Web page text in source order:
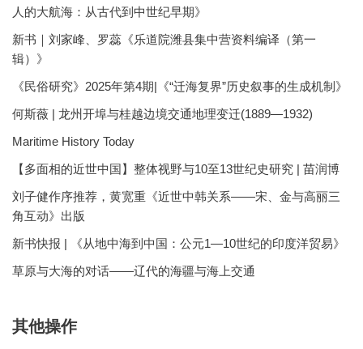
人的大航海：从古代到中世纪早期》
新书｜刘家峰、罗蕊《乐道院潍县集中营资料编译（第一
辑）》
《民俗研究》2025年第4期|《“迁海复界”历史叙事的生成机制》
何斯薇 | 龙州开埠与桂越边境交通地理变迁(1889—1932)
Maritime History Today
【多面相的近世中国】整体视野与10至13世纪史研究 | 苗润博
刘子健作序推荐，黄宽重《近世中韩关系——宋、金与高丽三
角互动》出版
新书快报 | 《从地中海到中国：公元1—10世纪的印度洋贸易》
草原与大海的对话——辽代的海疆与海上交通
其他操作